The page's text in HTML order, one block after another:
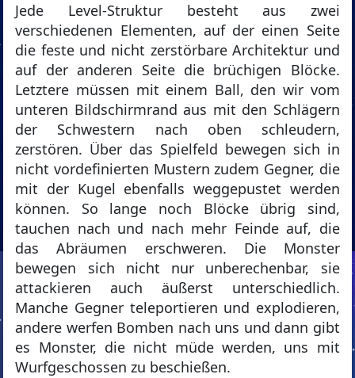
Jede Level-Struktur besteht aus zwei
verschiedenen Elementen, auf der einen Seite
die feste und nicht zerstörbare Architektur und
auf der anderen Seite die brüchigen Blöcke.
Letztere müssen mit einem Ball, den wir vom
unteren Bildschirmrand aus mit den Schlägern
der Schwestern nach oben schleudern,
zerstören. Über das Spielfeld bewegen sich in
nicht vordefinierten Mustern zudem Gegner, die
mit der Kugel ebenfalls weggepustet werden
können. So lange noch Blöcke übrig sind,
tauchen nach und nach mehr Feinde auf, die
das Abräumen erschweren. Die Monster
bewegen sich nicht nur unberechenbar, sie
attackieren auch äußerst unterschiedlich.
Manche Gegner teleportieren und explodieren,
andere werfen Bomben nach uns und dann gibt
es Monster, die nicht müde werden, uns mit
Wurfgeschossen zu beschießen.